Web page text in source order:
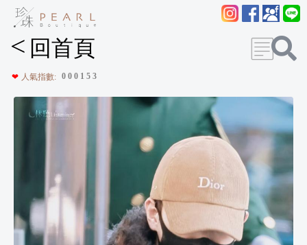
< 回首頁
❤ 人氣指數: 0 0 0 1 5 3